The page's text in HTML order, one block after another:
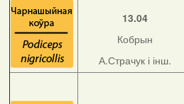
13.04
Кобрын
А.Страчук і інш.